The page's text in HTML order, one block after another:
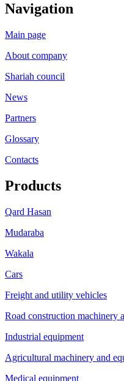
Navigation
Main page
About company
Shariah council
News
Partners
Glossary
Contacts
Products
Qard Hasan
Mudaraba
Wakala
Cars
Freight and utility vehicles
Road construction machinery
Industrial equipment
Agricultural machinery and
Medical equipment